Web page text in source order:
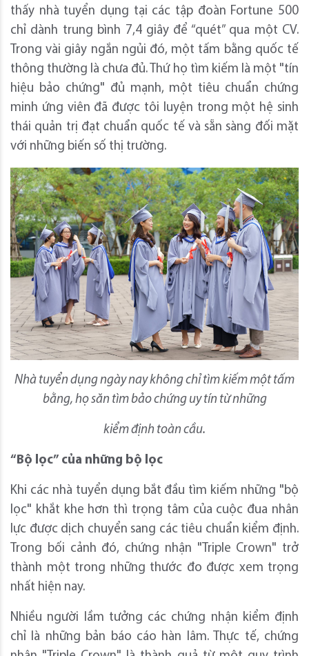
thấy nhà tuyển dụng tại các tập đoàn Fortune 500
chỉ dành trung bình 7,4 giây để “quét” qua một CV.
Trong vài giây ngắn ngủi đó, một tấm bằng quốc tế
thông thường là chưa đủ. Thứ họ tìm kiếm là một "tín
hiệu bảo chứng" đủ mạnh, một tiêu chuẩn chứng
minh ứng viên đã được tôi luyện trong một hệ sinh
thái quản trị đạt chuẩn quốc tế và sẵn sàng đối mặt
với những biến số thị trường.
Nhà tuyển dụng ngày nay không chỉ tìm kiếm một tấm
bằng, họ săn tìm bảo chứng uy tín từ những
kiểm định toàn cầu.
“Bộ lọc” của những bộ lọc
Khi các nhà tuyển dụng bắt đầu tìm kiếm những "bộ
lọc" khắt khe hơn thì trọng tâm của cuộc đua nhân
lực được dịch chuyển sang các tiêu chuẩn kiểm định.
Trong bối cảnh đó, chứng nhận "Triple Crown" trở
thành một trong những thước đo được xem trọng
nhất hiện nay.
Nhiều người lầm tưởng các chứng nhận kiểm định
chỉ là những bản báo cáo hàn lâm. Thực tế, chứng